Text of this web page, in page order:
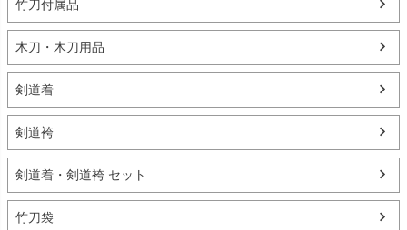
竹刀付属品
木刀・木刀用品
剣道着
剣道袴
剣道着・剣道袴 セット
竹刀袋